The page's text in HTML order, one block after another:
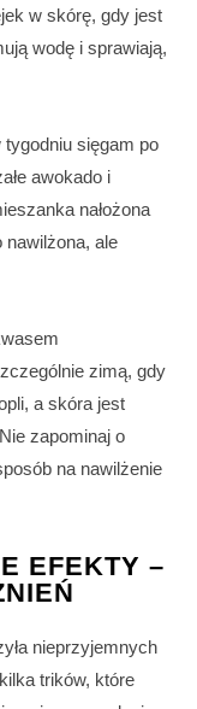
w skórę, gdy jest
wodę i sprawiają,
sięgam po
awokado i
nałożona
nawilżona, ale
zimą, gdy
a skóra jest
zapominaj o
na nawilżenie
EFEKTY –
nieprzyjemnych
trików, które